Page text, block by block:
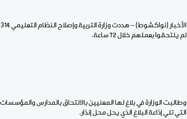
لم يلتحقوا بعملهم خلال 72 ساعة.
التي تلي إذاعة البلاغ الذي يحل محل إنذار.